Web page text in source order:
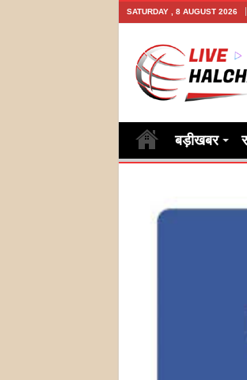
SATURDAY , 8 AUGUST 2026
बड़ीखबर